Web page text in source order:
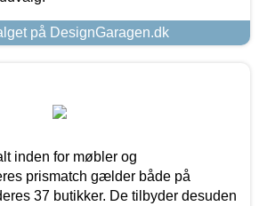
på DesignGaragen.dk
inden for møbler og
prismatch gælder både på
37 butikker. De tilbyder desuden